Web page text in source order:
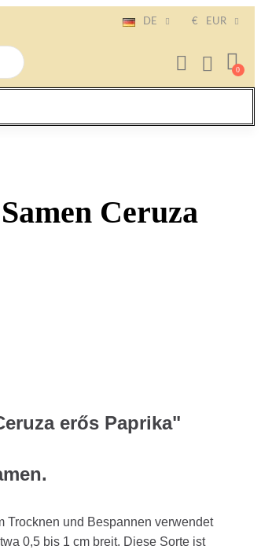
DE € EUR
Ceruza
erős Paprika"
Trocknen und Bespannen verwendet
0,5 bis 1 cm breit. Diese Sorte ist